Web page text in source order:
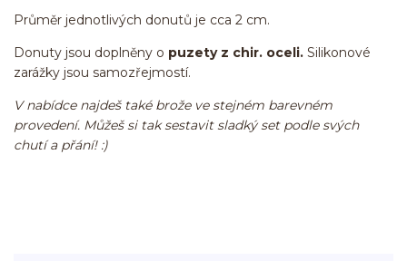
Průměr jednotlivých donutů je cca 2 cm.
Donuty jsou doplněny o puzety z chir. oceli. Silikonové
zarážky jsou samozřejmostí.
V nabídce najdeš také brože ve stejném barevném
provedení. Můžeš si tak sestavit sladký set podle svých
chutí a přání! :)